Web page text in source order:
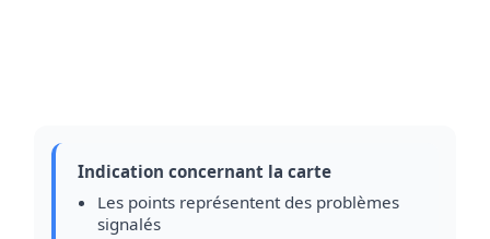
Indication concernant la carte
Les points représentent des problèmes
signalés